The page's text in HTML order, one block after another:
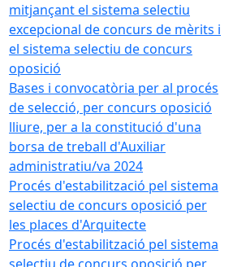
mitjançant el sistema selectiu
excepcional de concurs de mèrits i
el sistema selectiu de concurs
oposició
Bases i convocatòria per al procés
de selecció, per concurs oposició
lliure, per a la constitució d'una
borsa de treball d'Auxiliar
administratiu/va 2024
Procés d'estabilització pel sistema
selectiu de concurs oposició per
les places d'Arquitecte
Procés d'estabilització pel sistema